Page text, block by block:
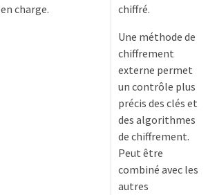
en charge.
chiffré.
Une méthode de
chiffrement
externe permet
un contrôle plus
précis des clés et
des algorithmes
de chiffrement.
Peut être
combiné avec les
autres